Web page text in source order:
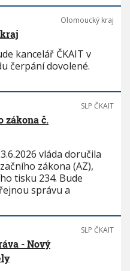
Olomoucký kraj
kancelář ČKAIT v
čerpání dovolené.
SLP ČKAIT
zákona č.
vláda doručila
zákona (AZ),
tisku 234. Bude
správu a
SLP ČKAIT
- Nový